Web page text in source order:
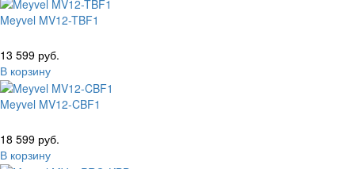
Meyvel MV12-TBF1
13 599 руб.
В корзину
Meyvel MV12-CBF1
18 599 руб.
В корзину